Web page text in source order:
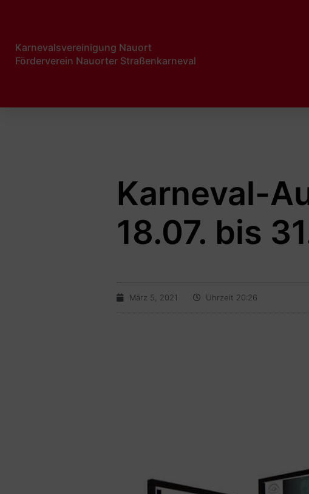
Karnevalsvereinigung Nauort
Förderverein Nauorter Straßenkarneval​
Karneval-
18.07. bis
März 5, 2021 Uhrzeit 20:26